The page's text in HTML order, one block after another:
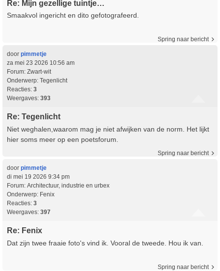
Re: Mijn gezellige tuintje…
Smaakvol ingericht en dito gefotografeerd.
Spring naar bericht
door pimmetje
za mei 23 2026 10:56 am
Forum: Zwart-wit
Onderwerp: Tegenlicht
Reacties: 3
Weergaves: 393
Re: Tegenlicht
Niet weghalen,waarom mag je niet afwijken van de norm. Het lijkt
hier soms meer op een poetsforum.
Spring naar bericht
door pimmetje
di mei 19 2026 9:34 pm
Forum: Architectuur, industrie en urbex
Onderwerp: Fenix
Reacties: 3
Weergaves: 397
Re: Fenix
Dat zijn twee fraaie foto's vind ik. Vooral de tweede. Hou ik van.
Spring naar bericht